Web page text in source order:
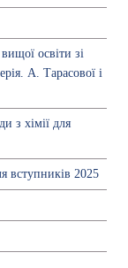
освіти зі
А. Тарасової і
з хімії для
вступників 2025